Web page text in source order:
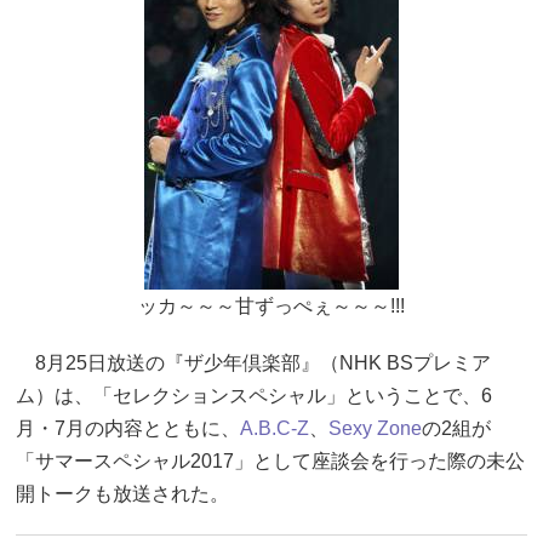
ッカ～～～甘ずっぺぇ～～～!!!
8月25日放送の『ザ少年倶楽部』（NHK BSプレミア
ム）は、「セレクションスペシャル」ということで、6
月・7月の内容とともに、 A.B.C-Z Sexy Zoneの2組が
「サマースペシャル2017」として座談会を行った際の未公
開トークも放送された。